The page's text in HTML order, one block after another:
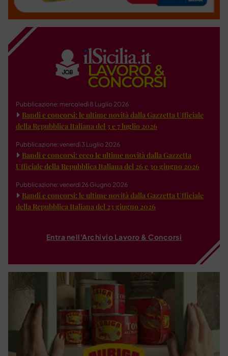
Pubblicazione: mercoledì 8 Luglio 2026
Bandi e concorsi: le ultime novità dalla Gazzetta Ufficiale
della Repubblica Italiana del 3 e 7 luglio 2026
Pubblicazione: venerdì 3 Luglio 2026
Bandi e concorsi: ecco le ultime novità dalla Gazzetta
Ufficiale della Repubblica Italiana del 26 e 30 giugno 2026
Pubblicazione: venerdì 26 Giugno 2026
Bandi e concorsi: le ultime novità dalla Gazzetta Ufficiale
della Repubblica Italiana del 23 giugno 2026
Entra nell'Archivio Lavoro & Concorsi